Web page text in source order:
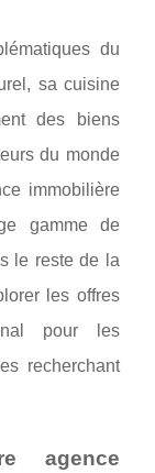
du
sa cuisine
des biens
du monde
immobilière
gamme de
le reste de la
les offres
pour les
recherchant
agence